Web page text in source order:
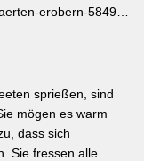
erobern-584991
Frühsommer bis
Balkonkästen und
des Jahres 2026
ihr intensiv
Juni durchgehend
sprießen, sind
mögen es warm
dass sich
Sie fressen alle